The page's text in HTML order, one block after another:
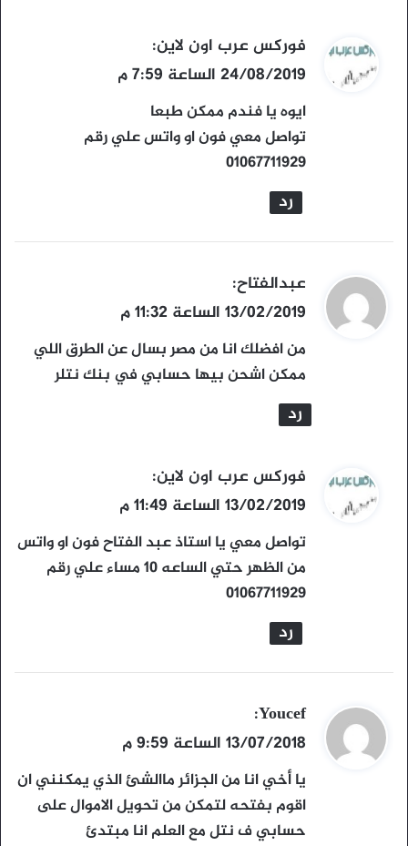
ي
ق
و
ل
فوركس عرب اون لاين:
24/08/2019 الساعة 7:59 م
ايوه يا فندم ممكن طبعا
تواصل معي فون او واتس علي رقم
01067711929
رد
ي
ق
و
ل
عبدالفتاح:
13/02/2019 الساعة 11:32 م
من افضلك انا من مصر بسال عن الطرق اللي
ممكن اشحن بيها حسابي في بنك نتلر
رد
ي
ق
و
ل
فوركس عرب اون لاين:
13/02/2019 الساعة 11:49 م
تواصل معي يا استاذ عبد الفتاح فون او واتس
من الظهر حتي الساعه 10 مساء علي رقم
01067711929
رد
ي
ق
و
ل
Youcef
:
13/07/2018 الساعة 9:59 م
يا أخي انا من الجزائر ماالشئ الذي يمكنني ان
اقوم بفتحه لتمكن من تحويل الاموال على
حسابي ف نتل مع العلم انا مبتدئ